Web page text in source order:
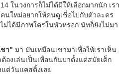
ในวงการก็ไม่ได้มีให้เลือกมากนัก เรา
นใหม่อยากให้คนดูเชื่อไปกับตัวละคร
ได้มีภาพใครในหัวหรอก นัทก็ยังไม่มา
า" มา มันเหมือนเขามาเพื่อให้เราเห็น
องเล่นเป็นเพื่อนกันมาตั้งแต่สมัยเด็ก
แต่วันแคสติ้งเลย